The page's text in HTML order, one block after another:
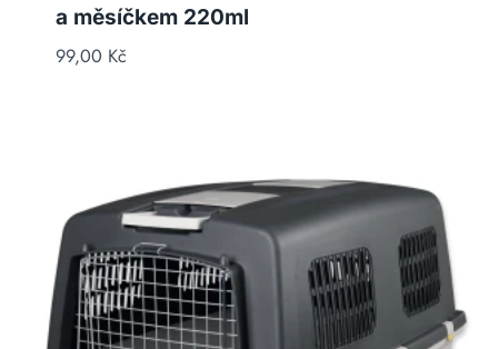
a měsíčkem 220ml
99,00 Kč